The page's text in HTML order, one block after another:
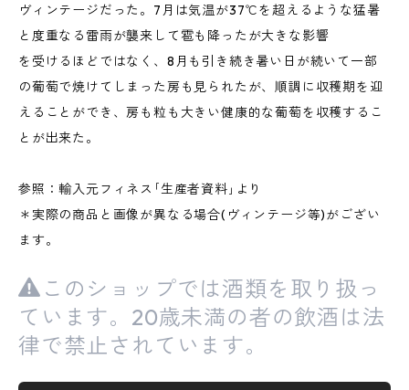
ヴィンテージだった。7月は気温が37℃を超えるような猛暑
と度重なる雷雨が襲来して雹も降ったが大きな影響
を受けるほどではなく、8月も引き続き暑い日が続いて一部
の葡萄で焼けてしまった房も見られたが、順調に収穫期を迎
えることができ、房も粒も大きい健康的な葡萄を収穫するこ
とが出来た。
参照：輸入元フィネス｢生産者資料｣より
＊実際の商品と画像が異なる場合(ヴィンテージ等)がござい
ます。
このショップでは酒類を取り扱っ
ています。20歳未満の者の飲酒は法
律で禁止されています。